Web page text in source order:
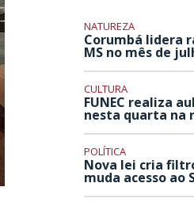
NATUREZA
Corumbá lidera
MS no mês de
CULTURA
FUNEC realiza
nesta quarta na
POLÍTICA
Nova lei cria
muda acesso ao